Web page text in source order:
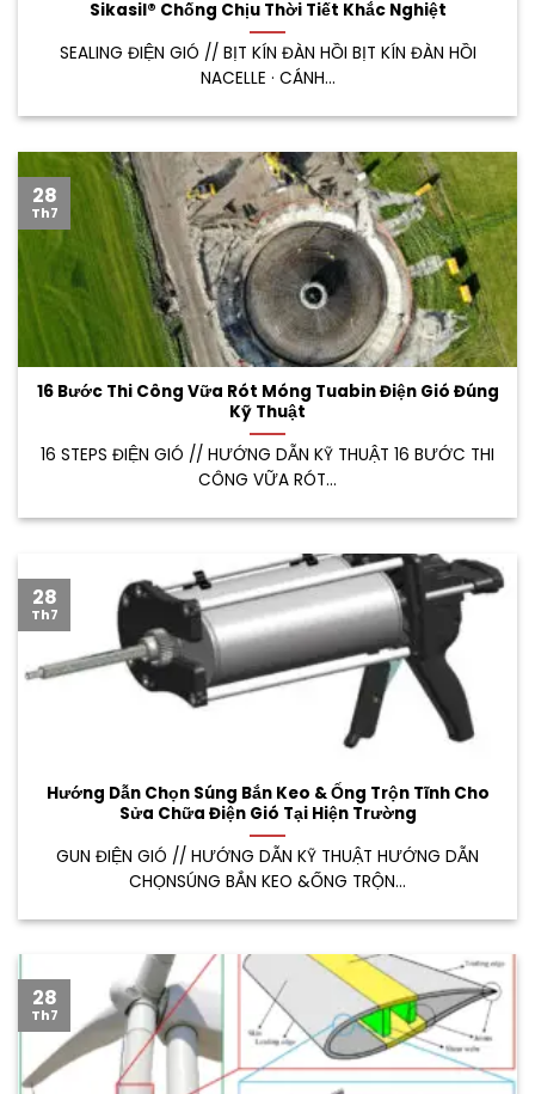
Sikasil® Chống Chịu Thời Tiết Khắc Nghiệt
SEALING ĐIỆN GIÓ // BỊT KÍN ĐÀN HỒI BỊT KÍN ĐÀN HỒI
NACELLE · CÁNH...
16 Bước Thi Công Vữa Rót Móng Tuabin Điện Gió Đúng
Kỹ Thuật
16 STEPS ĐIỆN GIÓ // HƯỚNG DẪN KỸ THUẬT 16 BƯỚC THI
CÔNG VỮA RÓT...
28
Th7
Hướng Dẫn Chọn Súng Bắn Keo & Ống Trộn Tĩnh Cho
Sửa Chữa Điện Gió Tại Hiện Trường
GUN ĐIỆN GIÓ // HƯỚNG DẪN KỸ THUẬT HƯỚNG DẪN
CHỌNSÚNG BẮN KEO &ỐNG TRỘN...
28
Th7
28
Th7